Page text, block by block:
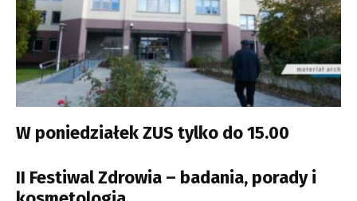
W poniedziałek ZUS tylko do 15.00
II Festiwal Zdrowia – badania, porady i